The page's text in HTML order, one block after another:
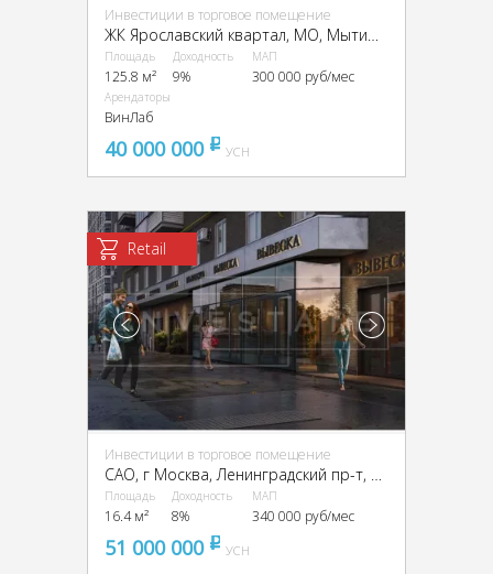
Инвестиции в торговое помещение
ЖК Ярославский квартал, МО, Мытищи, ЖК «Ярославский квартал», к1.2
Площадь
125.8 м²
Доходность
9%
МАП
300 000 руб/мес
Арендаторы
ВинЛаб
40 000 000 pуб
УСН
Retail
Инвестиции в торговое помещение
Площадь
16.4 м²
Доходность
8%
МАП
340 000 руб/мес
51 000 000 pуб
УСН